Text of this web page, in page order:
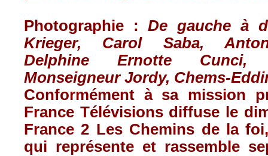
Photographie : De gauche à
Krieger, Carol Saba,
Delphine Ernotte Cunci,
Monseigneur Jordy, Chems-
Conformément à sa mission
France Télévisions diffuse le
France 2 Les Chemins de la
qui représente et rassemble